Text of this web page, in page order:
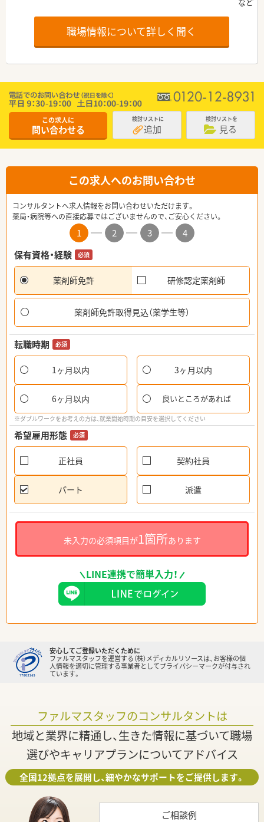
職場情報について詳しく聞く
この求人に
問い合わせる
検討リストに
追加
検討リストを
見る
この求人へのお問い合わせ
コンサルタントへ求人情報をお問い合わせいただけます。
薬局・病院等への直接応募ではございませんので、ご安心ください。
1 2 3
4
保有資格・経験
必須
薬剤師免許 研修認定薬剤師
薬剤師免許取得見込（薬学生等）
転職時期 必須
1ヶ月以内 3ヶ月以内
6ヶ月以内 良いところがあれば
※ダブルワークをお考えの方は、就業開始時期の目安を選択してください
希望雇用形態 必須
正社員 契約社員
パート 派遣
未入力の必須項目が1箇所あります
LINE連携で簡単入力！
安心してご登録いただくために
ファルマスタッフを運営する（株）メディカルリソースは、お客様の個
人情報を適切に管理する事業者としてプライバシーマークが付与され
ています。
ファルマスタッフのコンサルタントは
地域と業界に精通し、生きた情報に基づいて職場
選びやキャリアプランについてアドバイス
全国12拠点を展開し、細やかなサポートをご提供します。
ご相談例